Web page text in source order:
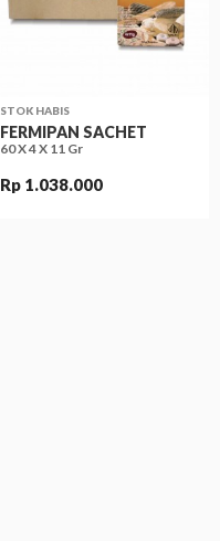
STOK HABIS
FERMIPAN SACHET
60 X 4 X 11 Gr
Rp 1.038.000